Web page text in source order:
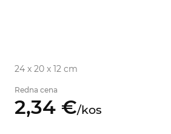
24 x 20 x 12 cm
Redna cena
2,34 €/kos